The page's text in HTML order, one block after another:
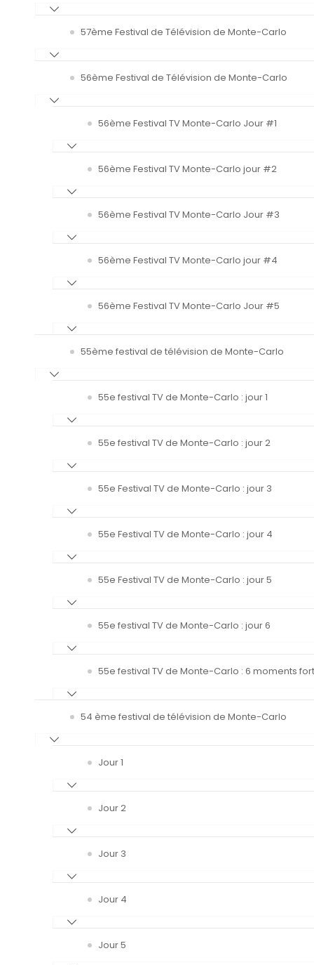
57ème Festival de Télévision de Monte-Carlo
56ème Festival de Télévision de Monte-Carlo
56ème Festival TV Monte-Carlo Jour #1
56ème Festival TV Monte-Carlo jour #2
56ème Festival TV Monte-Carlo Jour #3
56ème Festival TV Monte-Carlo jour #4
56ème Festival TV Monte-Carlo Jour #5
55ème festival de télévision de Monte-Carlo
55e festival TV de Monte-Carlo : jour 1
55e festival TV de Monte-Carlo : jour 2
55e Festival TV de Monte-Carlo : jour 3
55e Festival TV de Monte-Carlo : jour 4
55e Festival TV de Monte-Carlo : jour 5
55e festival TV de Monte-Carlo : jour 6
55e festival TV de Monte-Carlo : 6 moments
54 ème festival de télévision de Monte-Carlo
Jour 1
Jour 2
Jour 3
Jour 4
Jour 5